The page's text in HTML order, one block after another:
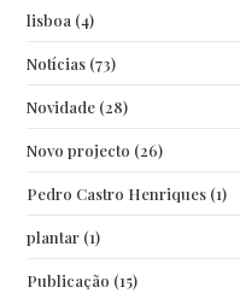
lisboa (4)
Notícias (73)
Novidade (28)
Novo projecto (26)
Pedro Castro Henriques (1)
plantar (1)
Publicação (15)